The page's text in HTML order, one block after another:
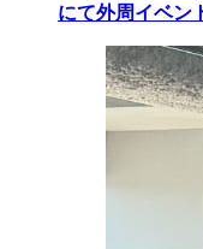
にて外周イベン